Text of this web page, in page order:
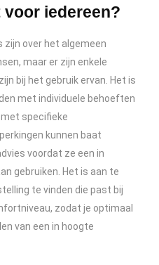
iedereen?
zijn over het algemeen
maar er zijn enkele
bij het gebruik ervan. Het is
met individuele behoeften
specifieke
kunnen baat
voordat ze een in
gebruiken. Het is aan te
te vinden die past bij
zodat je optimaal
van een in hoogte